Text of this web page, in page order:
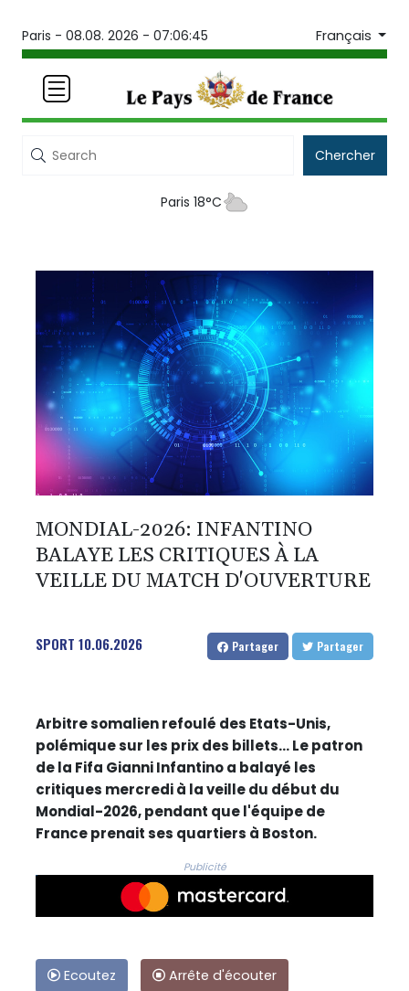
Paris - 08.08. 2026 - 07:06:45 Français
Chercher
Paris 18°C
MONDIAL-2026: INFANTINO
BALAYE LES CRITIQUES À LA
VEILLE DU MATCH D'OUVERTURE
SPORT 10.06.2026 Partager Partager
Arbitre somalien refoulé des Etats-Unis,
polémique sur les prix des billets... Le patron
de la Fifa Gianni Infantino a balayé les
critiques mercredi à la veille du début du
Mondial-2026, pendant que l'équipe de
France prenait ses quartiers à Boston.
Publicité
Ecoutez
Arrête d'écouter